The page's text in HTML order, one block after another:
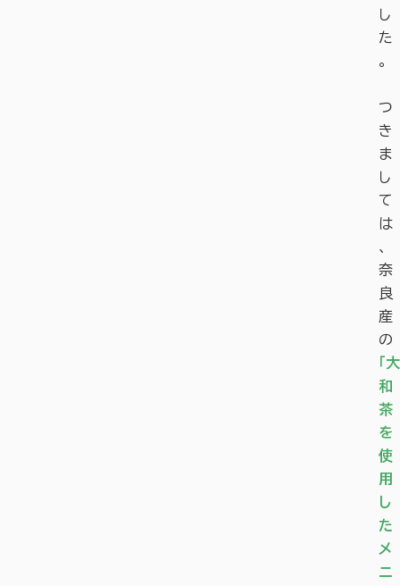
し
た
。
つ
き
ま
し
て
は
、
奈
良
産
の
「大
和
茶
を
使
用
し
た
メ
ニ